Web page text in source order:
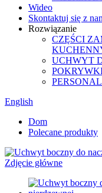
Wideo
Skontaktuj się z
Rozwiązanie
CZĘŚCI
UCHWYT
English
Dom
Polecane produkty